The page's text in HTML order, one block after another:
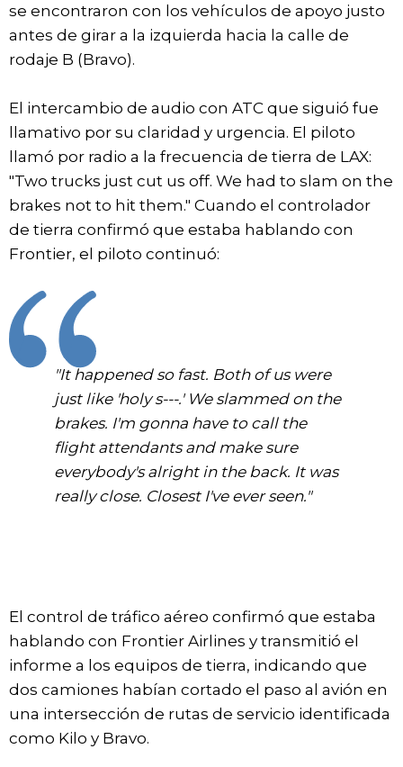
se encontraron con los vehículos de apoyo justo
antes de girar a la izquierda hacia la calle de
rodaje B (Bravo).
El intercambio de audio con ATC que siguió fue
llamativo por su claridad y urgencia. El piloto
llamó por radio a la frecuencia de tierra de LAX:
"Two trucks just cut us off. We had to slam on the
brakes not to hit them." Cuando el controlador
de tierra confirmó que estaba hablando con
Frontier, el piloto continuó:
"It happened so fast. Both of us were
just like 'holy s---.' We slammed on the
brakes. I'm gonna have to call the
flight attendants and make sure
everybody's alright in the back. It was
really close. Closest I've ever seen."
El control de tráfico aéreo confirmó que estaba
hablando con Frontier Airlines y transmitió el
informe a los equipos de tierra, indicando que
dos camiones habían cortado el paso al avión en
una intersección de rutas de servicio identificada
como Kilo y Bravo.